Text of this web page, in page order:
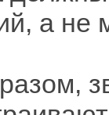
а не